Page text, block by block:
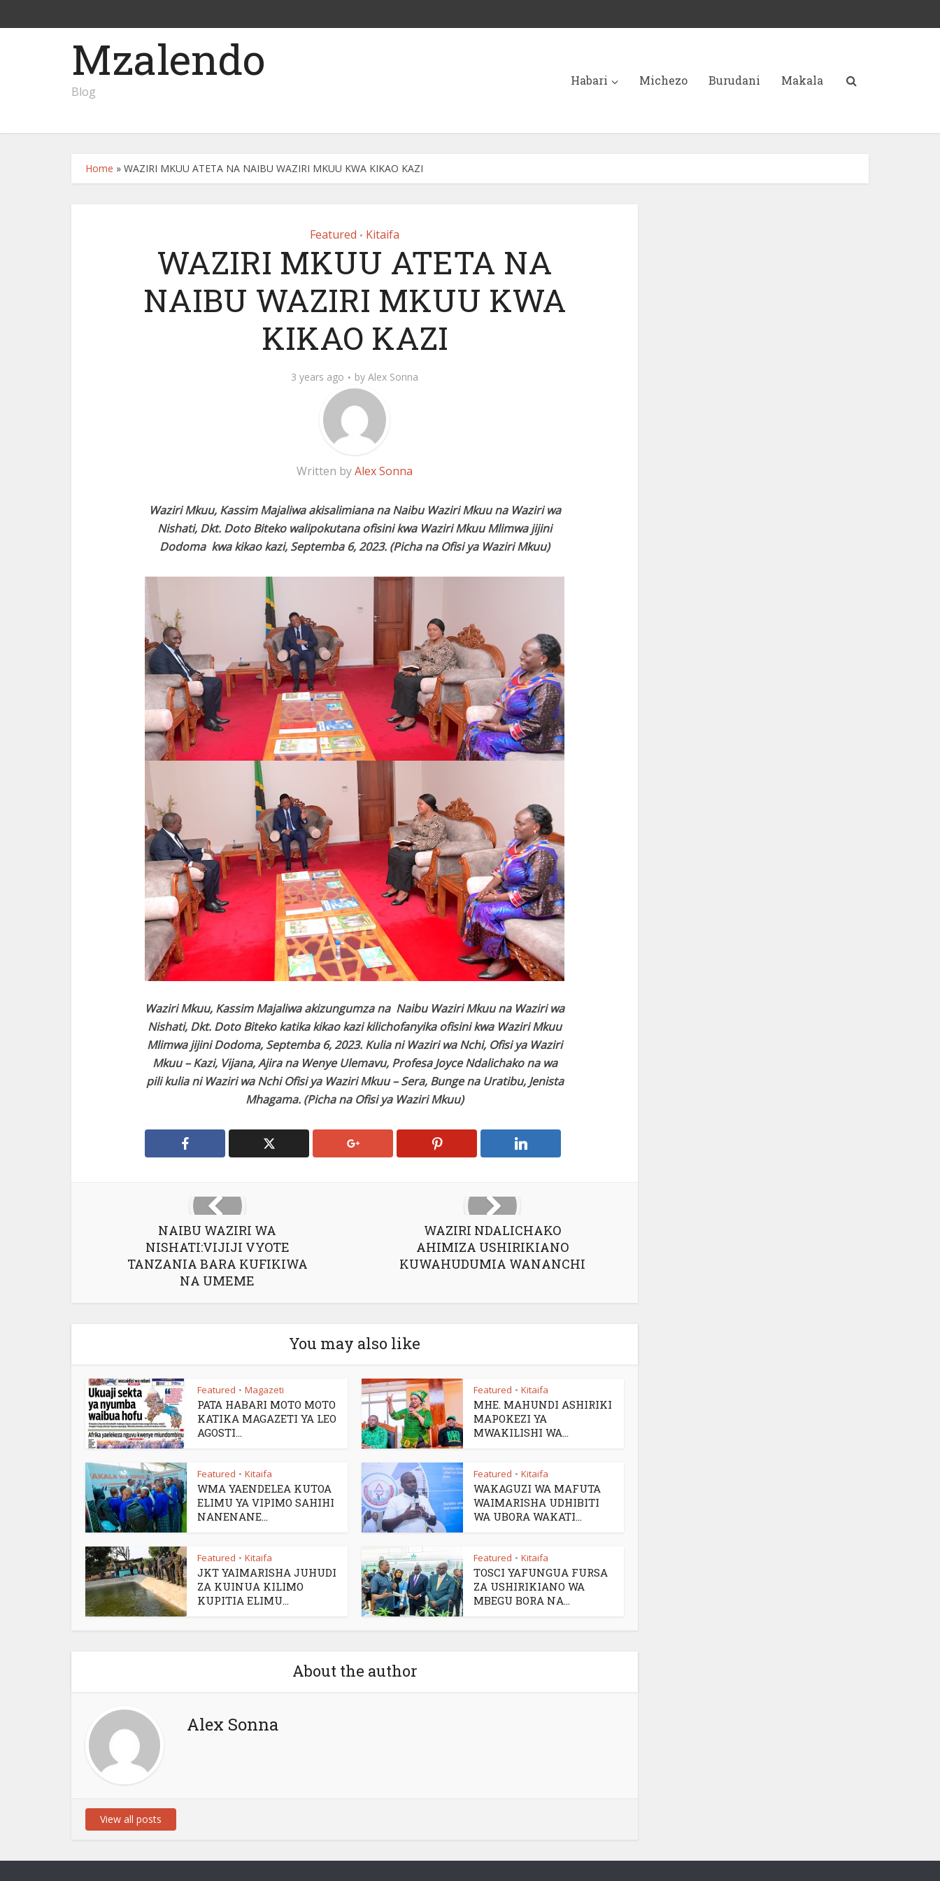
Mzalendo
Blog
Habari Michezo Burudani Makala
Home » WAZIRI MKUU ATETA NA NAIBU WAZIRI MKUU KWA KIKAO KAZI
Featured • Kitaifa
WAZIRI MKUU ATETA NA
NAIBU WAZIRI MKUU KWA
KIKAO KAZI
3 years ago by Alex Sonna
Written byAlex Sonna
Waziri Mkuu, Kassim Majaliwa akisalimiana na Naibu Waziri Mkuu na Waziri wa
Nishati, Dkt. Doto Biteko walipokutana ofisini kwa Waziri Mkuu Mlimwa jijini
Dodoma kwa kikao kazi, Septemba 6, 2023. (Picha na Ofisi ya Waziri Mkuu)
Waziri Mkuu, Kassim Majaliwa akizungumza na Naibu Waziri Mkuu na Waziri wa
Nishati, Dkt. Doto Biteko katika kikao kazi kilichofanyika ofisini kwa Waziri Mkuu
Mlimwa jijini Dodoma, Septemba 6, 2023. Kulia ni Waziri wa Nchi, Ofisi ya Waziri
Mkuu – Kazi, Vijana, Ajira na Wenye Ulemavu, Profesa Joyce Ndalichako na wa
pili kulia ni Waziri wa Nchi Ofisi ya Waziri Mkuu – Sera, Bunge na Uratibu, Jenista
Mhagama. (Picha na Ofisi ya Waziri Mkuu)
NAIBU WAZIRI WA
NISHATI:VIJIJI VYOTE
TANZANIA BARA KUFIKIWA
NA UMEME
WAZIRI NDALICHAKO
AHIMIZA USHIRIKIANO
KUWAHUDUMIA WANANCHI
You may also like
Featured • Magazeti
PATA HABARI MOTO MOTO
KATIKA MAGAZETI YA LEO
AGOSTI...
Featured • Kitaifa
MHE. MAHUNDI ASHIRIKI
MAPOKEZI YA
MWAKILISHI WA...
Featured • Kitaifa
WMA YAENDELEA KUTOA
ELIMU YA VIPIMO SAHIHI
NANENANE...
Featured • Kitaifa
WAKAGUZI WA MAFUTA
WAIMARISHA UDHIBITI
WA UBORA WAKATI...
Featured • Kitaifa
JKT YAIMARISHA JUHUDI
ZA KUINUA KILIMO
KUPITIA ELIMU...
Featured • Kitaifa
TOSCI YAFUNGUA FURSA
ZA USHIRIKIANO WA
MBEGU BORA NA...
About the author
Alex Sonna
View all posts